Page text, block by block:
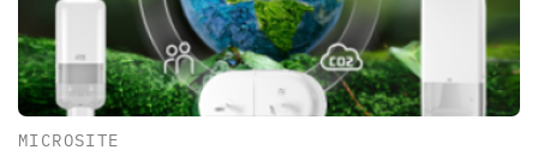
MICROSITE